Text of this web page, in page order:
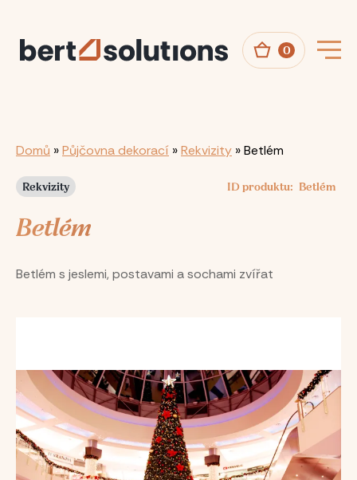
hlavnímu
obsahu
0
Drobečková
navigace
Domů Půjčovna dekorací Rekvizity Betlém
Rekvizity ID produktu Betlém
Betlém
Betlém s jeslemi, postavami a sochami zvířat